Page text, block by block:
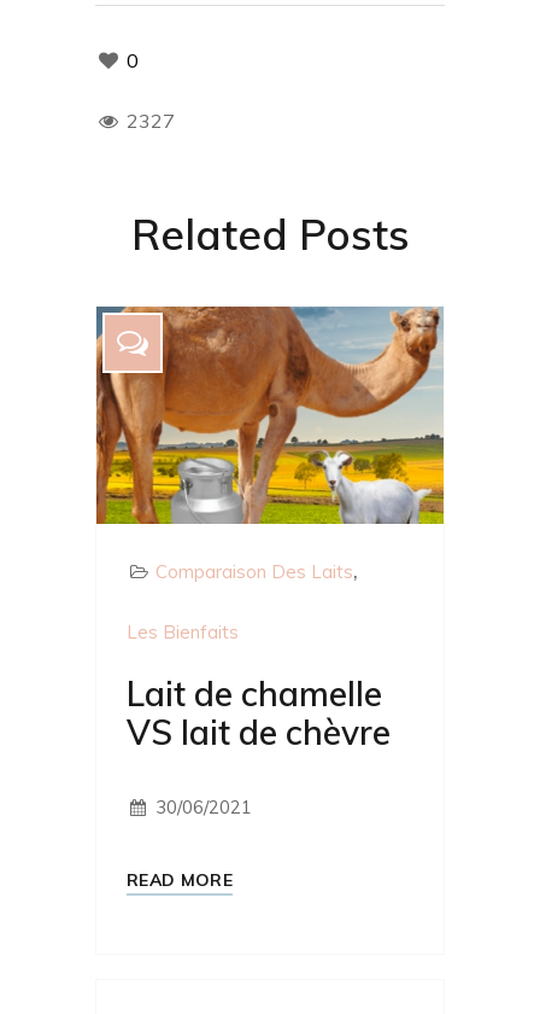
0
2327
Related Posts
Comparaison Des Laits
Les Bienfaits
Lait de chamelle
VS lait de chèvre
30/06/2021
READ MORE